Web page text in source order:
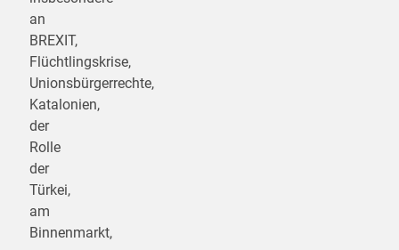
an
BREXIT,
Flüchtlingskrise,
Unionsbürgerrechte,
Katalonien,
der
Rolle
der
Türkei,
am
Binnenmarkt,